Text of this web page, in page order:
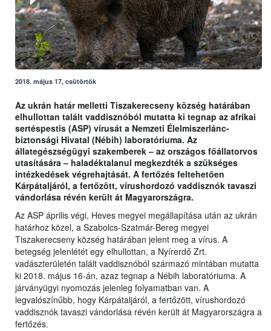
2018. május 17, csütörtök
Az ukrán határ melletti Tiszakerecseny község határában
elhullottan talált vaddisznóból mutatta ki tegnap az afrikai
sertéspestis (ASP) vírusát a Nemzeti Élelmiszerlánc-
biztonsági Hivatal (Nébih) laboratóriuma. Az
állategészségügyi szakemberek – az országos főállatorvos
utasítására – haladéktalanul megkezdték a szükséges
intézkedések végrehajtását. A fertőzés feltehetően
Kárpátaljáról, a fertőzött, vírushordozó vaddisznók tavaszi
vándorlása révén került át Magyarországra.
Az ASP április végi, Heves megyei megállapítása után az ukrán
határhoz közel, a Szabolcs-Szatmár-Bereg megyei
Tiszakerecseny község határában jelent meg a vírus. A
betegség jelenlétét egy elhullottan, a Nyírerdő Zrt.
vadászterületén talált vaddisznóból származó mintában mutatta
ki 2018. május 16-án, azaz tegnap a Nébih laboratóriuma. A
járványügyi nyomozás jelenleg folyamatban van. A
legvalószínűbb, hogy Kárpátaljáról, a fertőzött, vírushordozó
vaddisznók tavaszi vándorlása révén került át Magyarországra a
fertőzés.